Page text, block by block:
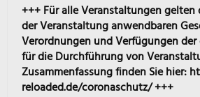
+++ Für alle Veranstaltungen
der Veranstaltung anwendbaren
Verordnungen und Verfügungen
für die Durchführung von
Zusammenfassung finden Sie hier:
reloaded.de/coronaschutz/ +++